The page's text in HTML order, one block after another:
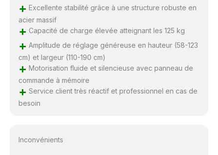
+ Excellente stabilité grâce à une structure robuste en
acier massif
+ Capacité de charge élevée atteignant les 125 kg
+ Amplitude de réglage généreuse en hauteur (58-123
cm) et largeur (110-190 cm)
+ Motorisation fluide et silencieuse avec panneau de
commande à mémoire
+ Service client très réactif et professionnel en cas de
besoin
Inconvénients